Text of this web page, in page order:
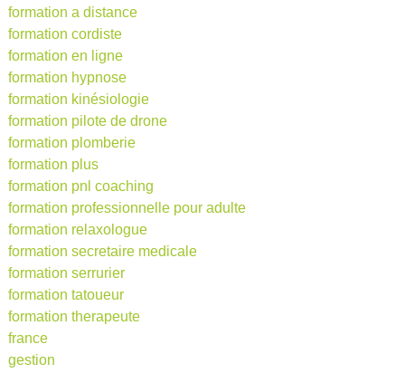
formation a distance
formation cordiste
formation en ligne
formation hypnose
formation kinésiologie
formation pilote de drone
formation plomberie
formation plus
formation pnl coaching
formation professionnelle pour adulte
formation relaxologue
formation secretaire medicale
formation serrurier
formation tatoueur
formation therapeute
france
gestion